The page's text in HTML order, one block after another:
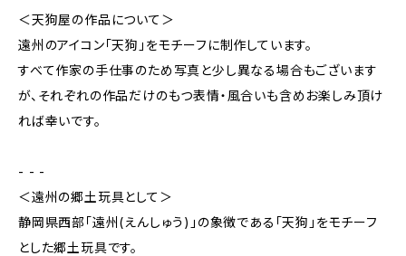
＜天狗屋の作品について＞
遠州のアイコン「天狗」をモチーフに制作しています。
すべて作家の手仕事のため写真と少し異なる場合もございます
が、それぞれの作品だけのもつ表情・風合いも含めお楽しみ頂け
れば幸いです。
- - -
＜遠州の郷土玩具として＞
静岡県西部「遠州(えんしゅう)」の象徴である「天狗」をモチーフ
とした郷土玩具です。